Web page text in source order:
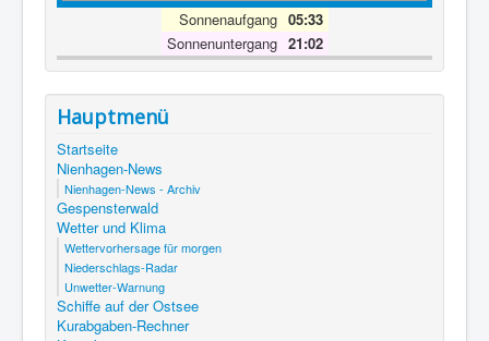
Sonnenaufgang 05:33
Sonnenuntergang 21:02
Hauptmenü
Startseite
Nienhagen-News
Nienhagen-News - Archiv
Gespensterwald
Wetter und Klima
Wettervorhersage für morgen
Niederschlags-Radar
Unwetter-Warnung
Schiffe auf der Ostsee
Kurabgaben-Rechner